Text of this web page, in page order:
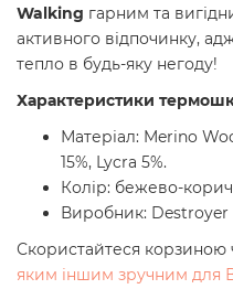
Walking гарним та
активного відпочинку,
тепло в будь-яку негоду!
Характеристики
Матеріал: Merino
15%, Lycra 5%.
Колір: бежево-
Виробник:
Скористайтеся корзиною
яким іншим зручним для